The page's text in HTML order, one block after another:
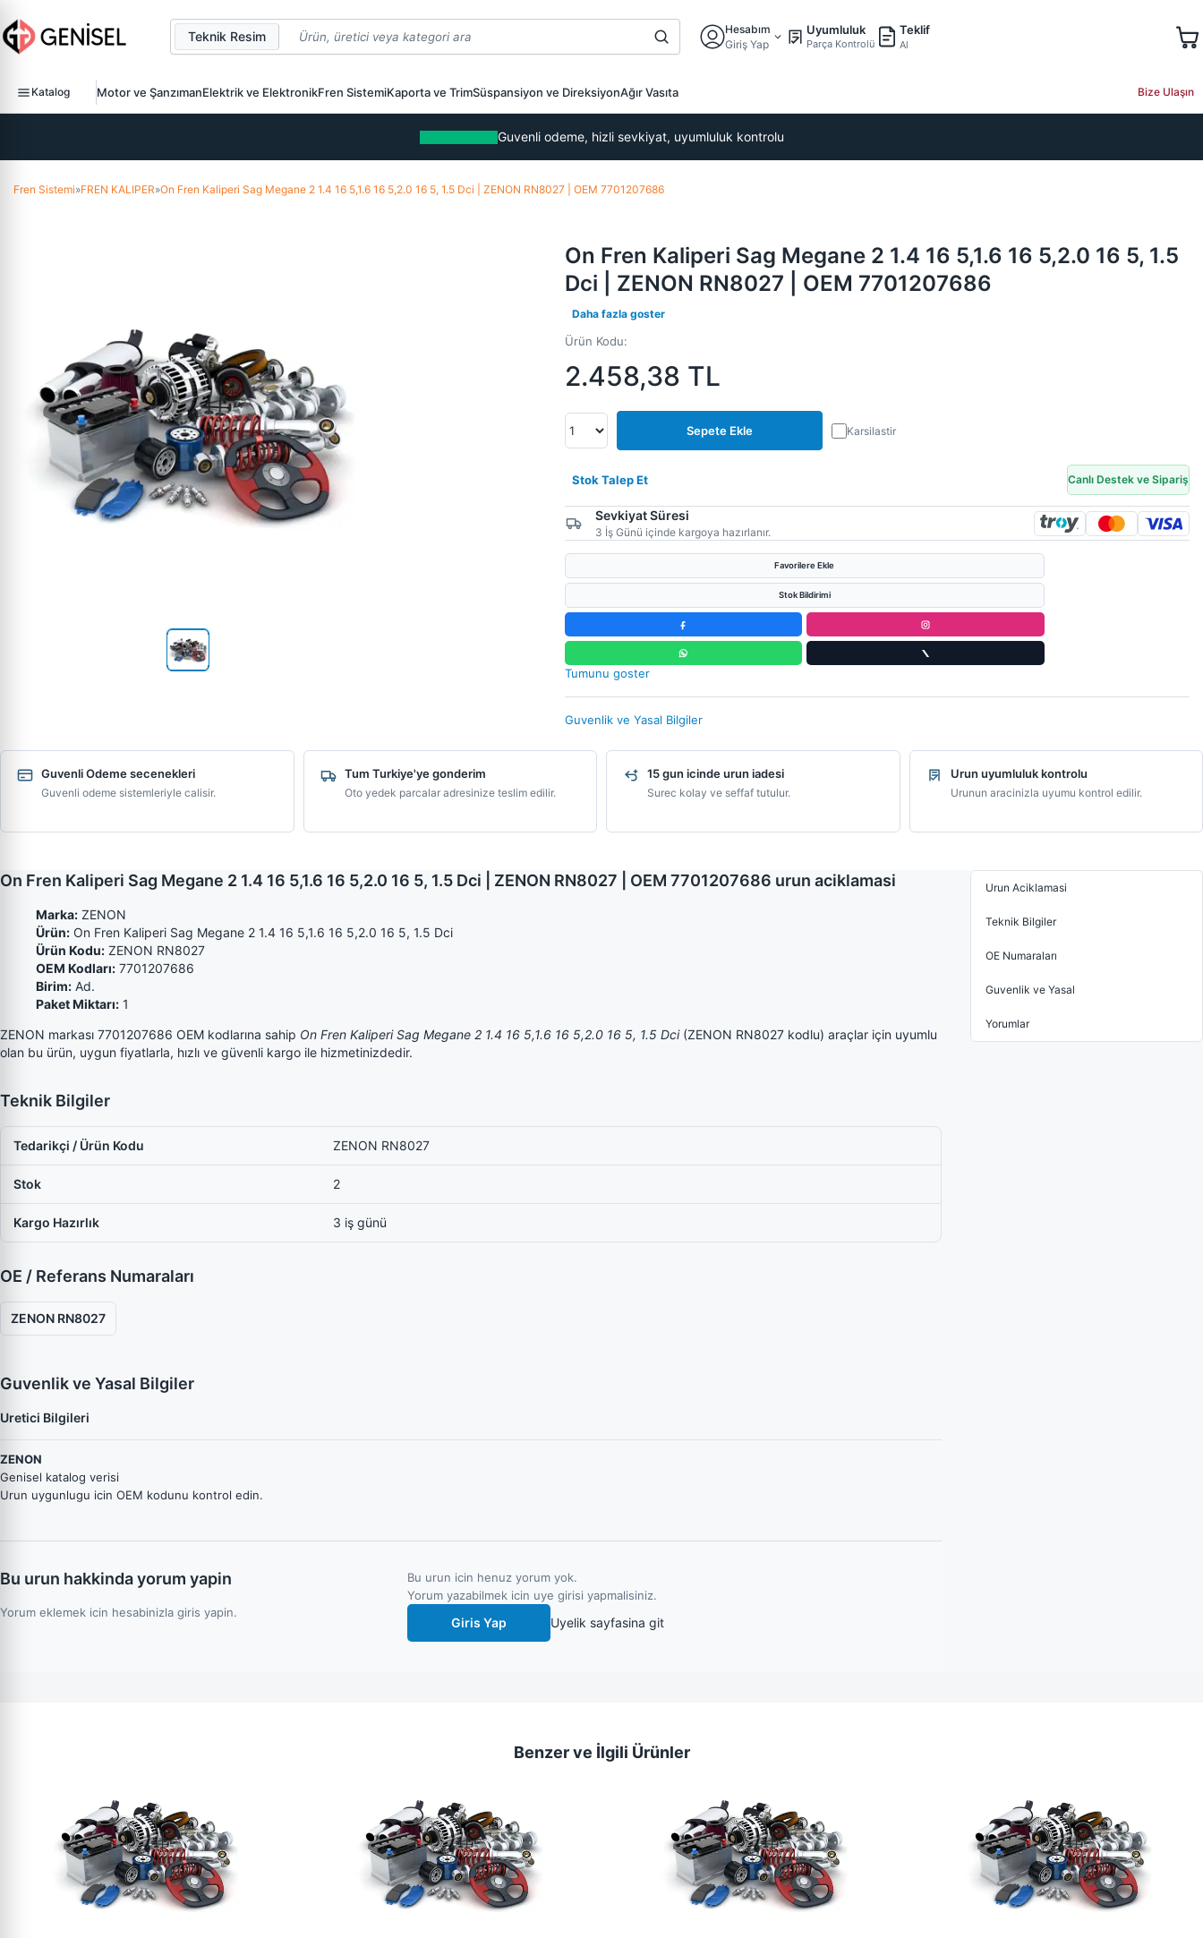
Teknik Resim
Hesabım
Giriş Yap
Uyumluluk
Parça Kontrolü
Teklif
Al
Katalog Motor ve ŞanzımanElektrik ve ElektronikFren SistemiKaporta ve TrimSüspansiyon ve DireksiyonAğır Vasıta Bize Ulaşın
Guvenli odeme, hizli sevkiyat, uyumluluk kontrolu
Fren Sistemi»FREN KALIPER»On Fren Kaliperi Sag Megane 2 1.4 16 5,1.6 16 5,2.0 16 5, 1.5 Dci | ZENON RN8027 | OEM 7701207686
On Fren Kaliperi Sag Megane 2 1.4 16 5,1.6 16 5,2.0 16 5, 1.5
Dci | ZENON RN8027 | OEM 7701207686
Daha fazla goster
Ürün Kodu:
2.458,38 TL
Sepete Ekle Karsilastir
Stok Talep Et Canlı Destek ve Sipariş
Sevkiyat Süresi
3 İş Günü içinde kargoya hazırlanır.
Favorilere Ekle
Stok Bildirimi
Tumunu goster
Guvenlik ve Yasal Bilgiler
Guvenli Odeme secenekleri
Guvenli odeme sistemleriyle calisir.
Tum Turkiye'ye gonderim
Oto yedek parcalar adresinize teslim edilir.
15 gun icinde urun iadesi
Surec kolay ve seffaf tutulur.
Urun uyumluluk kontrolu
Urunun aracinizla uyumu kontrol edilir.
On Fren Kaliperi Sag Megane 2 1.4 16 5,1.6 16 5,2.0 16 5, 1.5 Dci | ZENON RN8027 | OEM 7701207686 urun aciklamasi
Marka: ZENON
Ürün: On Fren Kaliperi Sag Megane 2 1.4 16 5,1.6 16 5,2.0 16 5, 1.5 Dci
Ürün Kodu: ZENON RN8027
OEM Kodları: 7701207686
Birim: Ad.
Paket Miktarı: 1
ZENON markası 7701207686 OEM kodlarına sahip On Fren Kaliperi Sag Megane 2 1.4 16 5,1.6 16 5,2.0 16 5, 1.5 Dci(ZENON RN8027 kodlu) araçlar için uyumlu
olan bu ürün, uygun fiyatlarla, hızlı ve güvenli kargo ile hizmetinizdedir.
Teknik Bilgiler
Tedarikçi / Ürün Kodu ZENON RN8027
Stok 2
Kargo Hazırlık 3 iş günü
OE / Referans Numaraları
ZENON RN8027
Guvenlik ve Yasal Bilgiler
Uretici Bilgileri
ZENON
Genisel katalog verisi
Urun uygunlugu icin OEM kodunu kontrol edin.
Bu urun hakkinda yorum yapin
Yorum eklemek icin hesabinizla giris yapin.
Bu urun icin henuz yorum yok.
Yorum yazabilmek icin uye girisi yapmalisiniz.
Giris Yap Uyelik sayfasina git
Urun Aciklamasi
Teknik Bilgiler
OE Numaraları
Guvenlik ve Yasal
Yorumlar
Benzer ve İlgili Ürünler